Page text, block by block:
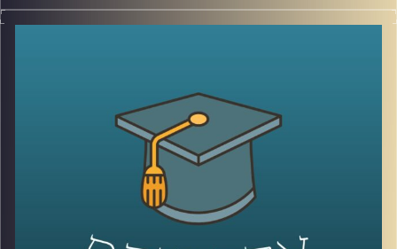
פיסבוק העדיפה למקסם את רווחיה על פני בטיחות
בשיחה עם ד"ר אביב גאון, מנהל בית הספר הארי רדזינר
למשפטים ומומחה למשפט וטכנולוגיה, נדבר על החובה
החוקית והמוסרית של ענקיות הטכנולוגיה ועל נקודות המפגש
של תחום האתיקה עם תחום הטכנולוגיה.
לשיחה עם ד"ר אביב גאון על הקשר בין משפט וטכנולוגיה –